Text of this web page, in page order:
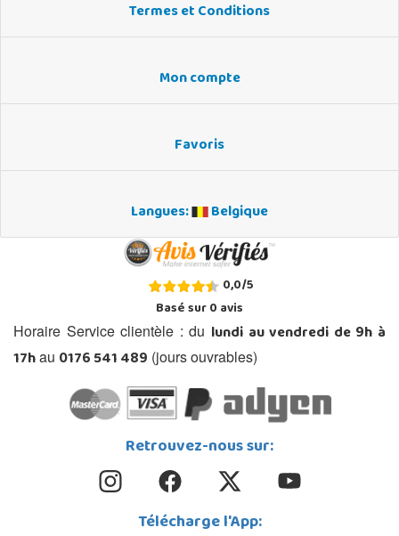
Termes et Conditions
Mon compte
Favoris
Langues: Belgique
0,0/5
Basé sur0avis
Horaire Service clientèle : du lundi au vendredi de 9h à
17hau 0176 541 489 (jours ouvrables)
Retrouvez-nous sur:
Télécharge l'App: